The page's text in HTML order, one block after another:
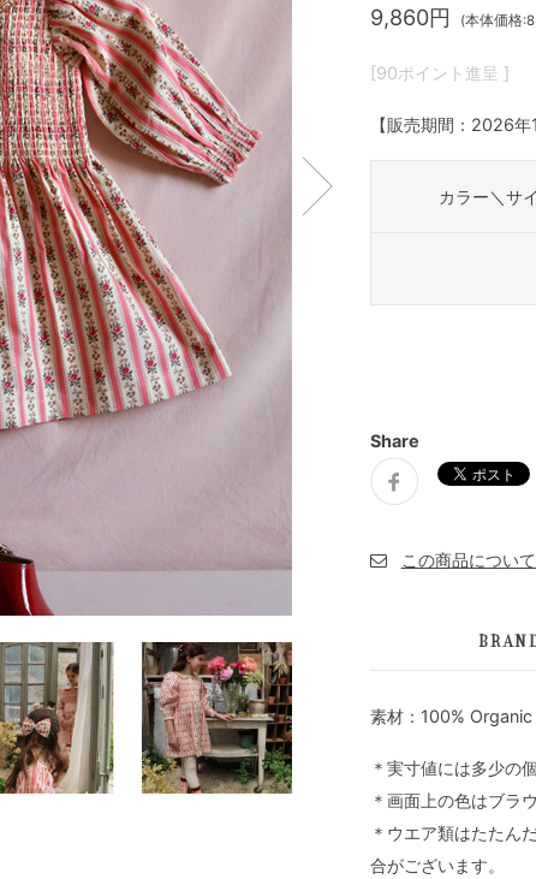
9,860円 (本体価格
[90ポイント進呈 ]
【販売期間： 2026年
カラー＼サ
Share
素材：100%
＊実寸値には多少の
＊画面上の色はブラ
＊ウエア類はたたん
合がございます。